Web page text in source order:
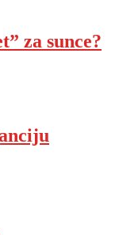
za sunce?